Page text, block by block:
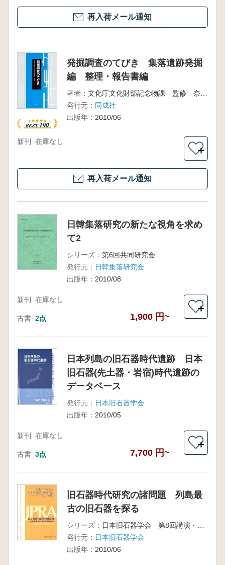
再入荷メール通知
発掘調査のてびき 集落遺跡発掘
編 整理・報告書編
著者：
発行元： 同成社
出版年： 2010/06
新刊 在庫なし
＋
再入荷メール通知
日韓集落研究の新たな視角を求め
て2
シリーズ： 第6回共同研究会
発行元： 日韓集落研究会
出版年： 2010/08
新刊 在庫なし
古書 2点 1,900 円~
＋
日本列島の旧石器時代遺跡 日本
旧石器(先土器・岩宿)時代遺跡の
データベース
発行元： 日本旧石器学会
出版年： 2010/05
新刊 在庫なし
古書 3点 7,700 円~
＋
旧石器時代研究の諸問題 列島最
古の旧石器を探る
シリーズ：
発行元： 日本旧石器学会
出版年： 2010/06